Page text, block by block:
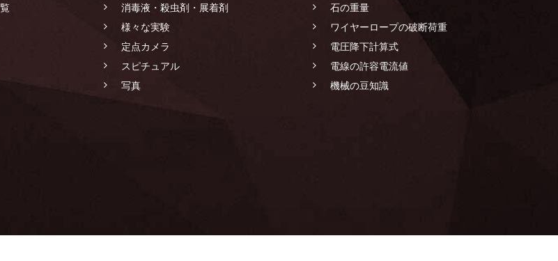
消毒液・殺虫剤・展着剤
様々な実験
定点カメラ
スピチュアル
写真
石の重量
ワイヤーロープの破断荷重
電圧降下計算式
電線の許容電流値
機械の豆知識